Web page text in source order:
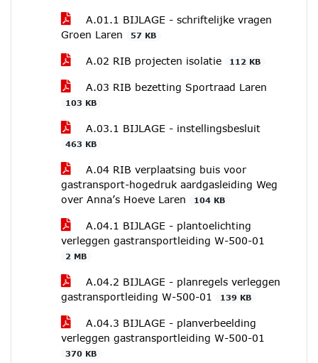
A.01.1 BIJLAGE - schriftelijke vragen
Groen Laren
57 KB
A.02 RIB projecten isolatie 112 KB
A.03 RIB bezetting Sportraad Laren
103 KB
A.03.1 BIJLAGE - instellingsbesluit
463 KB
A.04 RIB verplaatsing buis voor
gastransport-hogedruk aardgasleiding Weg
over Anna’s Hoeve Laren
104 KB
A.04.1 BIJLAGE - plantoelichting
verleggen gastransportleiding W-500-01
2 MB
A.04.2 BIJLAGE - planregels verleggen
gastransportleiding W-500-01
139 KB
A.04.3 BIJLAGE - planverbeelding
verleggen gastransportleiding W-500-01
370 KB